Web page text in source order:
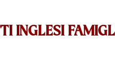
INGLESI